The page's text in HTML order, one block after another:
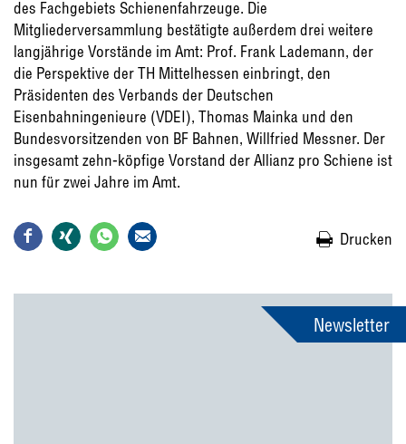
des Fachgebiets Schienenfahrzeuge. Die
Mitgliederversammlung bestätigte außerdem drei weitere
langjährige Vorstände im Amt: Prof. Frank Lademann, der
die Perspektive der TH Mittelhessen einbringt, den
Präsidenten des Verbands der Deutschen
Eisenbahningenieure (VDEI), Thomas Mainka und den
Bundesvorsitzenden von BF Bahnen, Willfried Messner. Der
insgesamt zehn-köpfige Vorstand der Allianz pro Schiene ist
nun für zwei Jahre im Amt.
Drucken
Newsletter